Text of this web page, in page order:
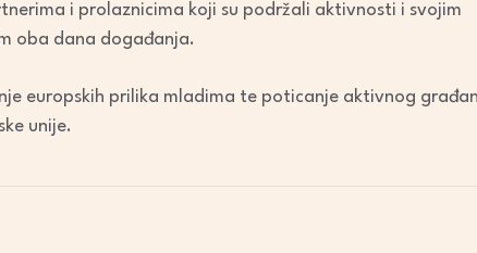
i prolaznicima koji su podržali aktivnosti i svojim
oba dana događanja.
europskih prilika mladima te poticanje aktivnog
unije.